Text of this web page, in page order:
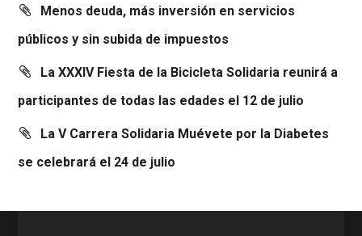
Menos deuda, más inversión en servicios
públicos y sin subida de impuestos
La XXXIV Fiesta de la Bicicleta Solidaria reunirá a
participantes de todas las edades el 12 de julio
La V Carrera Solidaria Muévete por la Diabetes
se celebrará el 24 de julio